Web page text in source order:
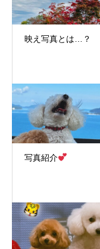
映え写真とは…？
写真紹介